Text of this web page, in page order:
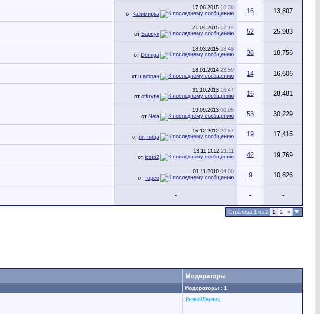
17.06.2015 16:38
от Казимирка 16 13,807
21.04.2015 12:14
от Барсук 52 25,983
18.03.2015 18:48
от Demiga 36 18,756
18.01.2014 23:59
от шафран 14 16,606
31.10.2013 16:47
от otkrytie 16 28,481
19.09.2013 00:05
от Nela 53 30,229
15.12.2012 20:57
от пятница 19 17,415
13.11.2012 21:11
от lesta2 42 19,769
01.11.2010 04:00
от торео 9 10,826
- - -
Страница 1 из 2 1 2 >
Модераторы
Модераторы : 1
РыжийЛенчик